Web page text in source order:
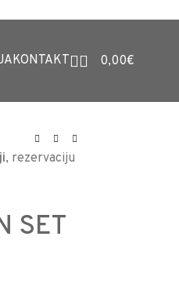
KONTAKT 0,00€
, rezervaciju
SET